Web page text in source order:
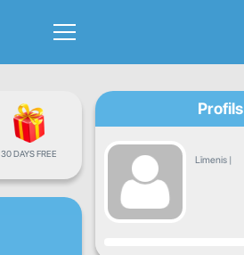
30 DAYS FREE
Profils
Līmenis |